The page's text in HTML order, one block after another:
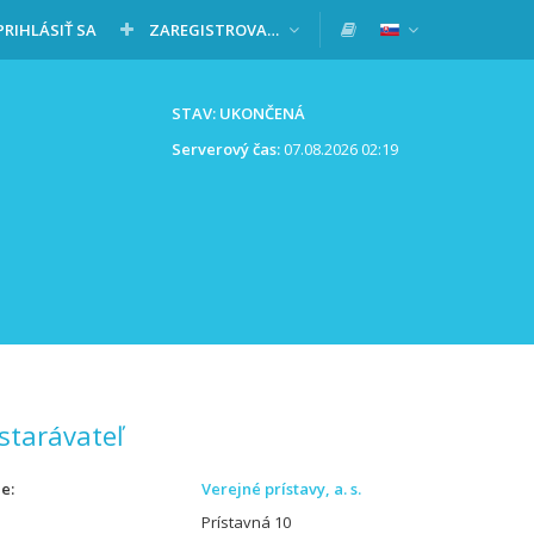
SA ZAREGISTROVAŤ SA
STAV: UKONČENÁ
Serverový čas:07.08.2026 02:19
Verejné prístavy, a. s.
Prístavná 10